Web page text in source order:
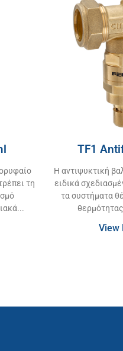
τη
TF1
Η αντιψυκτική
ειδικά
τα συστήματα
View